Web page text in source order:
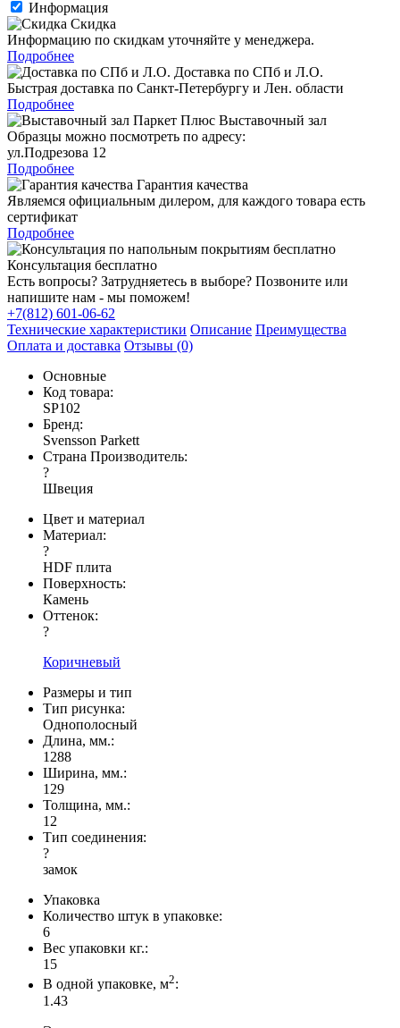
Информация
Скидка
Информацию по скидкам уточняйте у менеджера.
Подробнее
Доставка по СПб и Л.О.
Быстрая доставка по Санкт-Петербургу и Лен. области
Подробнее
Выставочный зал
Образцы можно посмотреть по адресу:
ул.Подрезова 12
Подробнее
Гарантия качества
Являемся официальным дилером, для каждого товара есть
сертификат
Подробнее
Консультация бесплатно
Есть вопросы? Затрудняетесь в выборе? Позвоните или
напишите нам - мы поможем!
+7(812) 601-06-62
Технические характеристики Описание Преимущества
Оплата и доставка Отзывы (0)
Основные
Код товара:
SP102
Бренд:
Svensson Parkett
Страна Производитель:
?
Швеция
Цвет и материал
Материал:
?
HDF плита
Поверхность:
Камень
Оттенок:
?
Коричневый
Размеры и тип
Тип рисунка:
Однополосный
Длина, мм.:
1288
Ширина, мм.:
129
Толщина, мм.:
12
Тип соединения:
?
замок
Упаковка
Количество штук в упаковке:
6
Вес упаковки кг.:
15
В одной упаковке, м2:
1.43